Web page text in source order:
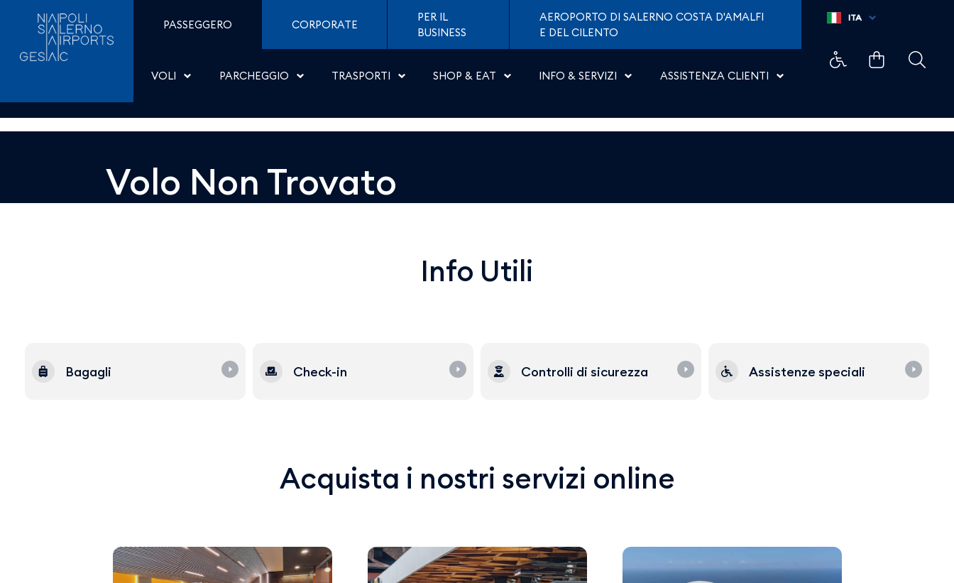
Salta al contenuto
Dettaglio - Aeroporti di Napoli
PASSEGGERO CORPORATE
PER IL
BUSINESS
AEROPORTO DI SALERNO COSTA D'AMALFI
E DEL CILENTO
VOLI PARCHEGGIO TRASPORTI SHOP & EAT INFO & SERVIZI ASSISTENZA CLIENTI
ITA
Volo Non Trovato
Info Utili
Bagagli Check-in Controlli di sicurezza Assistenze speciali
Acquista i nostri servizi online